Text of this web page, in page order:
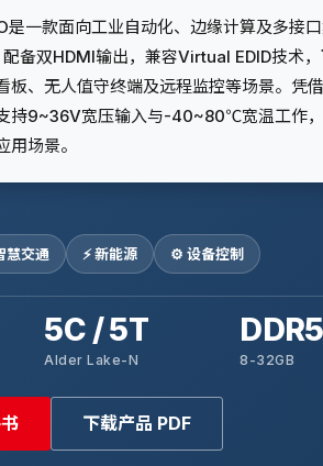
是一款面向工业自动化、边缘计算及多接
配备双HDMI输出，兼容Virtual EDID技术
板、无人值守终端及远程监控等场景。凭
持9~36V宽压输入与-40~80℃宽温工作
场景。
慧交通 ⚡ 新能源 ⚙️ 设备控制
5C / 5T
Alder Lake-N
DDR5
8-32GB
下载产品 PDF